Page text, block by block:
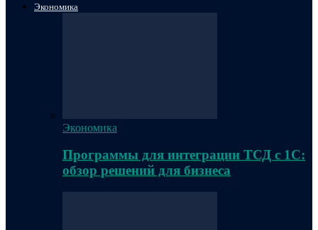
Экономика
Экономика
Программы для интеграции ТСД с 1С:
обзор решений для бизнеса